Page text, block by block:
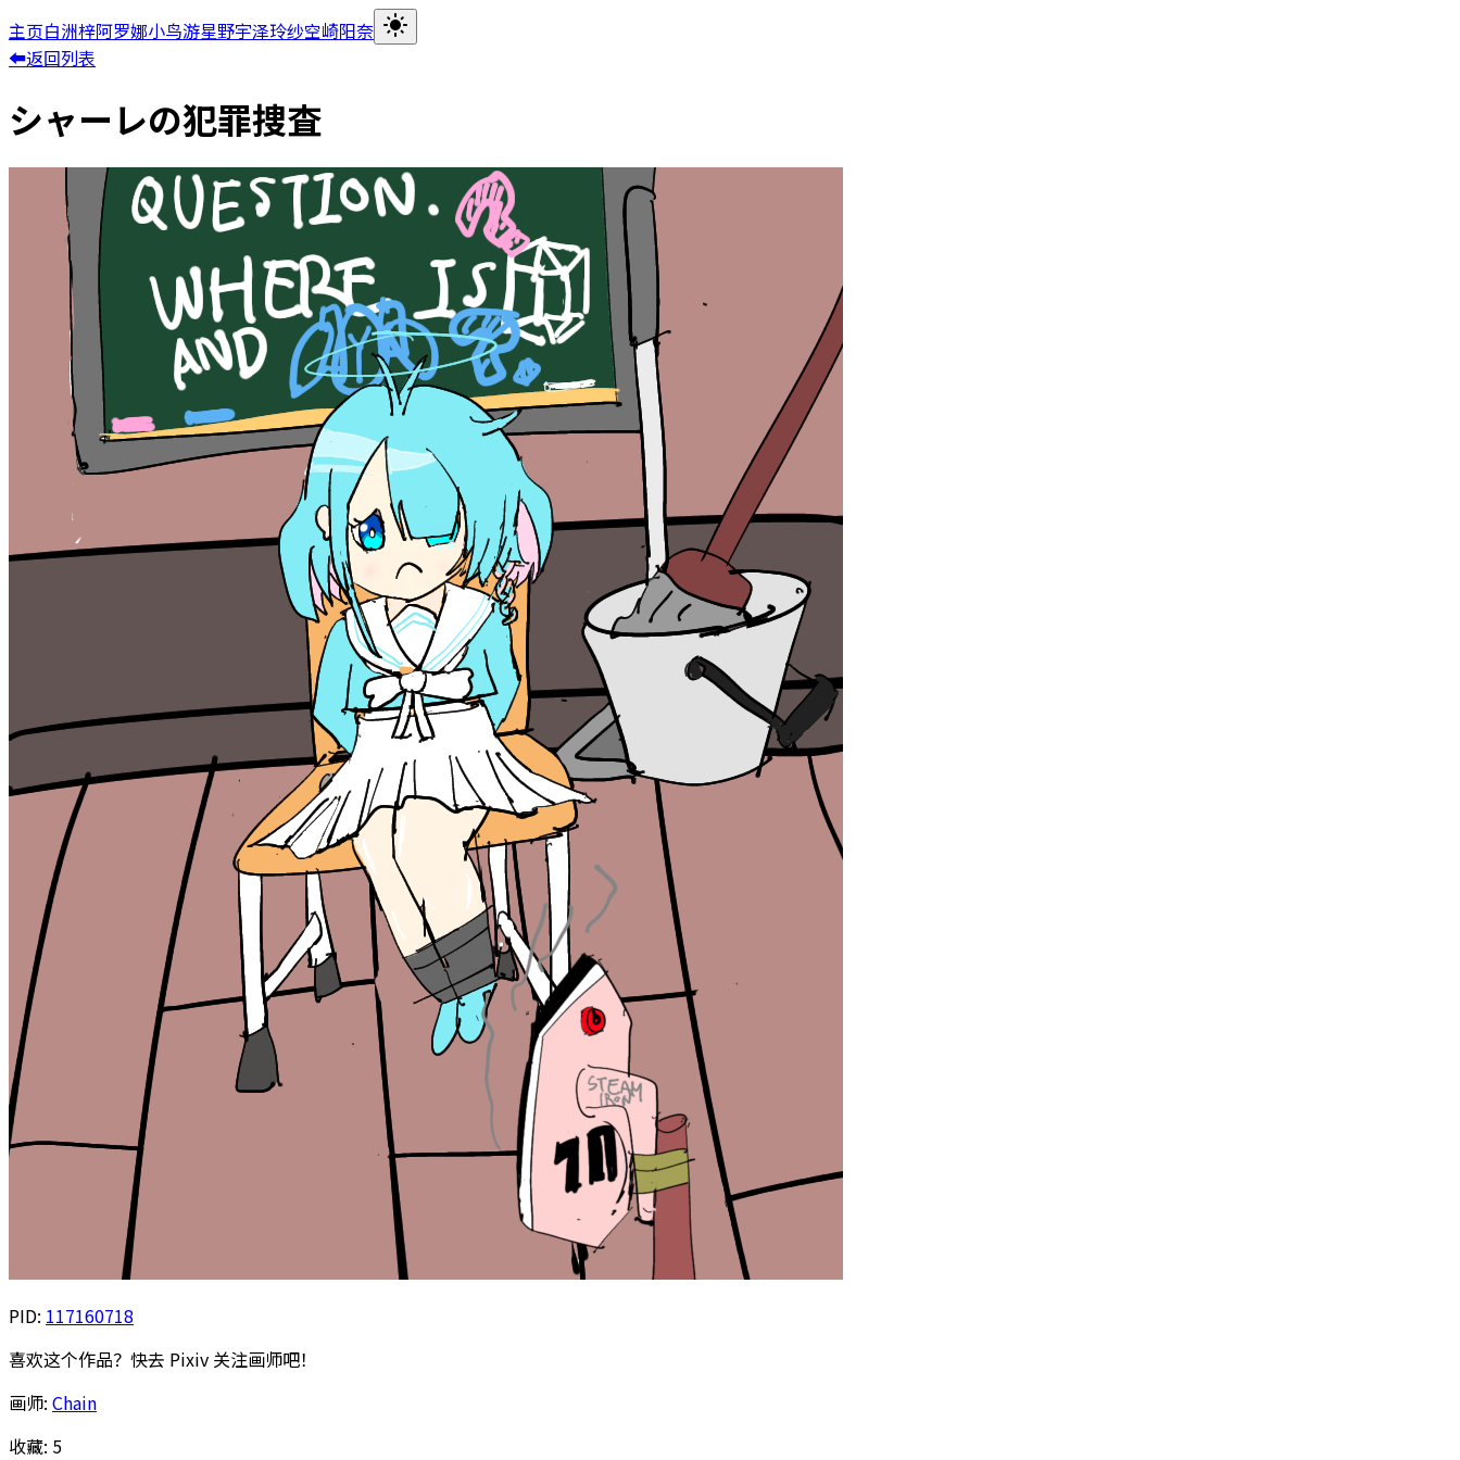
主页白洲梓阿罗娜小鸟游星野宇泽玲纱空崎阳奈
⬅返回列表
シャーレの犯罪捜査
PID: 117160718
喜欢这个作品？快去 Pixiv 关注画师吧！
画师: Chain
收藏: 5